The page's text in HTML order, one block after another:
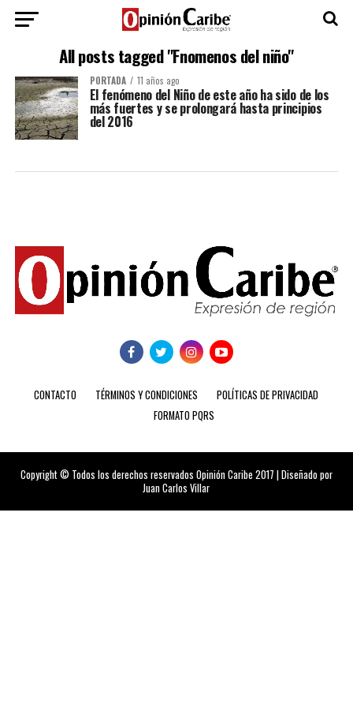
All posts tagged "Fnomenos del niño"
PORTADA 11 años ago
El fenómeno del Niño de este año ha sido de los
más fuertes y se prolongará hasta principios
del 2016
CONTACTO TÉRMINOS Y CONDICIONES
POLÍTICAS DE PRIVACIDAD
FORMATO PQRS
Copyright © Todos los derechos reservados Opinión Caribe 2017 | Diseñado por
Juan Carlos Villar